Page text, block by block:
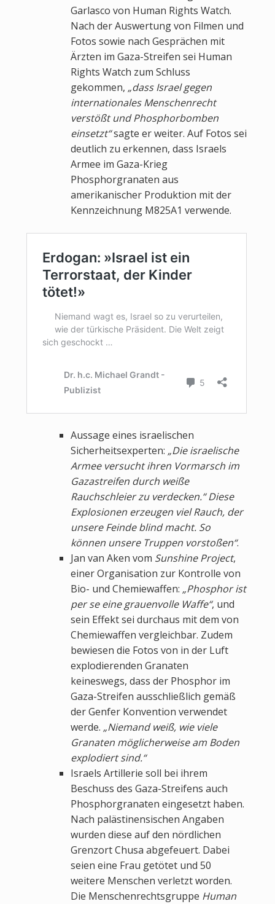
Garlasco von Human Rights Watch.
Nach der Auswertung von Filmen und
Fotos sowie nach Gesprächen mit
Ärzten im Gaza-Streifen sei Human
Rights Watch zum Schluss
gekommen, „dass Israel gegen
internationales Menschenrecht
verstößt und Phosphorbomben
einsetzt“sagte er weiter. Auf Fotos sei
deutlich zu erkennen, dass Israels
Armee im Gaza-Krieg
Phosphorgranaten aus
amerikanischer Produktion mit der
Kennzeichnung M825A1 verwende.
Aussage eines israelischen
Sicherheitsexperten: „Die israelische
Armee versucht ihren Vormarsch im
Gazastreifen durch weiße
Rauchschleier zu verdecken.“ Diese
Explosionen erzeugen viel Rauch, der
unsere Feinde blind macht. So
können unsere Truppen vorstoßen“.
Jan van Aken vom Sunshine Project,
einer Organisation zur Kontrolle von
Bio- und Chemiewaffen: „Phosphor ist
per se eine grauenvolle Waffe“, und
sein Effekt sei durchaus mit dem von
Chemiewaffen vergleichbar. Zudem
bewiesen die Fotos von in der Luft
explodierenden Granaten
keineswegs, dass der Phosphor im
Gaza-Streifen ausschließlich gemäß
der Genfer Konvention verwendet
werde. „Niemand weiß, wie viele
Granaten möglicherweise am Boden
explodiert sind.“
Israels Artillerie soll bei ihrem
Beschuss des Gaza-Streifens auch
Phosphorgranaten eingesetzt haben.
Nach palästinensischen Angaben
wurden diese auf den nördlichen
Grenzort Chusa abgefeuert. Dabei
seien eine Frau getötet und 50
weitere Menschen verletzt worden.
Die Menschenrechtsgruppe Human